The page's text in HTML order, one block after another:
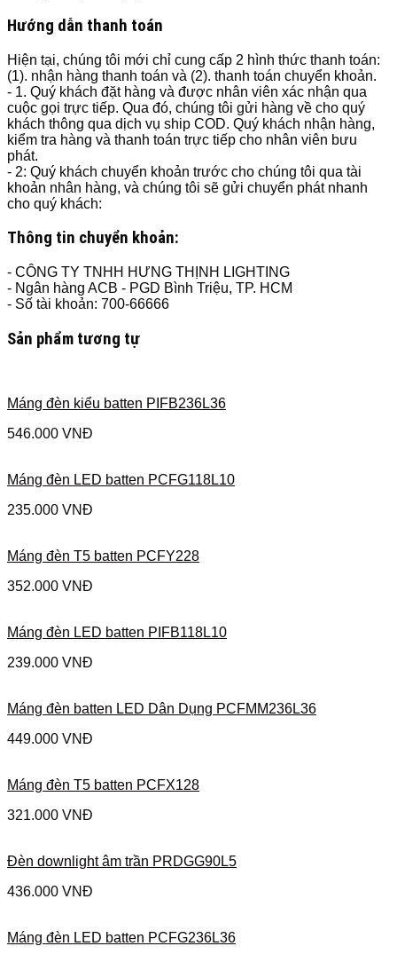
Hướng dẫn thanh toán
Hiện tại, chúng tôi mới chỉ cung cấp 2 hình thức thanh toán:
(1). nhận hàng thanh toán và (2). thanh toán chuyển khoản.
- 1. Quý khách đặt hàng và được nhân viên xác nhận qua
cuộc gọi trực tiếp. Qua đó, chúng tôi gửi hàng về cho quý
khách thông qua dịch vụ ship COD. Quý khách nhận hàng,
kiểm tra hàng và thanh toán trực tiếp cho nhân viên bưu
phát.
- 2: Quý khách chuyển khoản trước cho chúng tôi qua tài
khoản nhân hàng, và chúng tôi sẽ gửi chuyển phát nhanh
cho quý khách:
Thông tin chuyển khoản:
- CÔNG TY TNHH HƯNG THỊNH LIGHTING
- Ngân hàng ACB - PGD Bình Triệu, TP. HCM
- Số tài khoản: 700-66666
Sản phẩm tương tự
Máng đèn kiểu batten PIFB236L36
546.000 VNĐ
Máng đèn LED batten PCFG118L10
235.000 VNĐ
Máng đèn T5 batten PCFY228
352.000 VNĐ
Máng đèn LED batten PIFB118L10
239.000 VNĐ
Máng đèn batten LED Dân Dụng PCFMM236L36
449.000 VNĐ
Máng đèn T5 batten PCFX128
321.000 VNĐ
Đèn downlight âm trần PRDGG90L5
436.000 VNĐ
Máng đèn LED batten PCFG236L36